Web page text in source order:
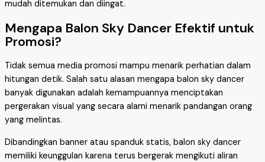
mudah ditemukan dan diingat.
Mengapa Balon Sky Dancer Efektif untuk
Promosi?
Tidak semua media promosi mampu menarik perhatian dalam
hitungan detik. Salah satu alasan mengapa balon sky dancer
banyak digunakan adalah kemampuannya menciptakan
pergerakan visual yang secara alami menarik pandangan orang
yang melintas.
Dibandingkan banner atau spanduk statis, balon sky dancer
memiliki keunggulan karena terus bergerak mengikuti aliran